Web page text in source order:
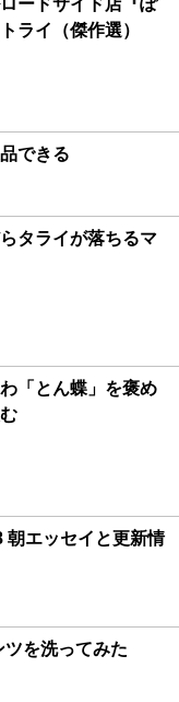
ライ（傑作選）
できる
タライが落ちるマ
「とん蝶」を褒め
朝エッセイと更新情
を洗ってみた